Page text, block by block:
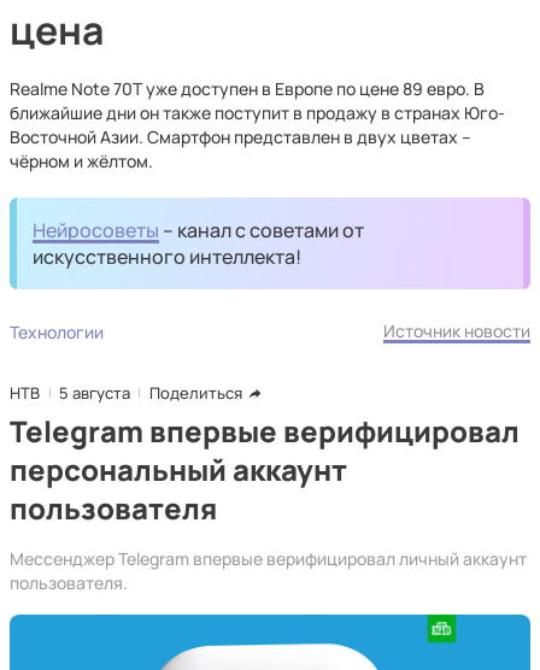
цена
Realme Note 70T уже доступен в Европе по цене 89 евро. В
ближайшие дни он также поступит в продажу в странах Юго-
Восточной Азии. Смартфон представлен в двух цветах –
чёрном и жёлтом.
Нейросоветы – канал с советами от
искусственного интеллекта!
Технологии Источник новости
НТВ 5 августа Поделиться
Telegram впервые верифицировал
персональный аккаунт
пользователя
Мессенджер Telegram впервые верифицировал личный аккаунт
пользователя.